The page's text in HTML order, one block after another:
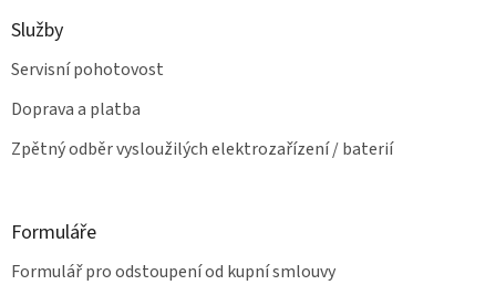
Služby
Servisní pohotovost
Doprava a platba
Zpětný odběr vysloužilých elektrozařízení / baterií
Formuláře
Formulář pro odstoupení od kupní smlouvy